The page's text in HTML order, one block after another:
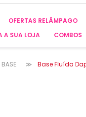
OFERTAS RELÂMPAGO
A SUA LOJA
COMBOS
BASE Base Fluída